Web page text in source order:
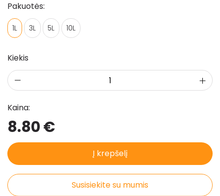
Pirkimo taisyklės
Pakuotės:
1L 3L 5L 10L
Kiekis
Kaina:
8.80 €
Į krepšelį
Susisiekite su mumis